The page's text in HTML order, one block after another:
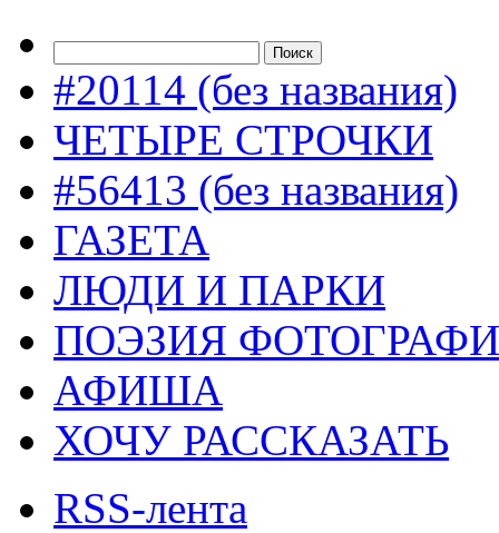
#20114 (без названия)
ЧЕТЫРЕ СТРОЧКИ
#56413 (без названия)
ГАЗЕТА
ЛЮДИ И ПАРКИ
ПОЭЗИЯ
АФИША
ХОЧУ РАССКАЗАТЬ
RSS-лента